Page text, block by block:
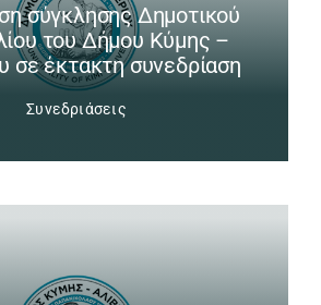
σύγκλησης Δημοτικού
του Δήμου Κύμης –
σε έκτακτη συνεδρίαση
Συνεδριάσεις